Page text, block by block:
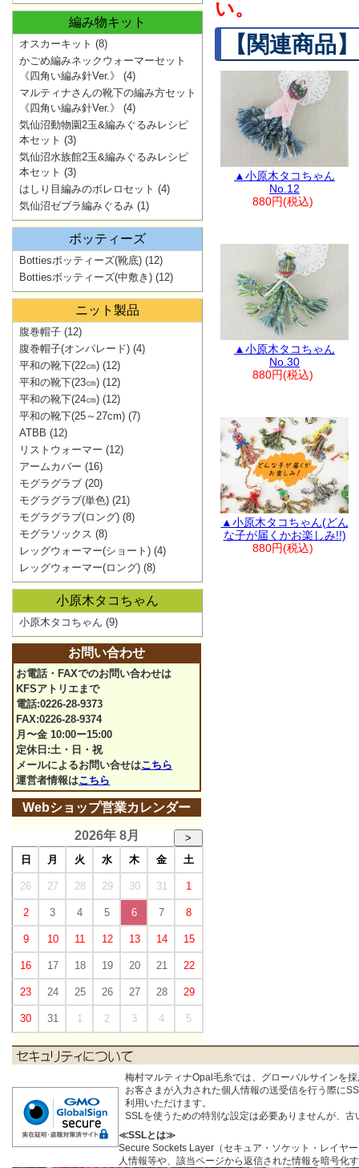
い。
【関連商品】
▲小原木タコちゃん
No.12
880円(税込)
▲小原木タコちゃん
No.30
880円(税込)
▲小原木タコちゃん(どん
な子が届くかお楽しみ!!)
880円(税込)
編み物キット
オスカーキット (8)
かごめ編みネックウォーマーセット
《四角い編み針Ver.》
(4)
マルティナさんの靴下の編み方セット
《四角い編み針Ver.》
(4)
気仙沼動物園2玉&編みぐるみレシピ
本セット (3)
気仙沼水族館2玉&編みぐるみレシピ
本セット (3)
はしり目編みのボレロセット (4)
気仙沼ゼブラ編みぐるみ (1)
ボッティーズ
Bottiesボッティーズ(靴底) (12)
Bottiesボッティーズ(中敷き) (12)
ニット製品
腹巻帽子 (12)
腹巻帽子(オンパレード) (4)
平和の靴下(22㎝) (12)
平和の靴下(23㎝) (12)
平和の靴下(24㎝) (12)
平和の靴下(25～27cm) (7)
ATBB (12)
リストウォーマー (12)
アームカバー (16)
モグラグラブ (20)
モグラグラブ(単色) (21)
モグラグラブ(ロング) (8)
モグラソックス (8)
レッグウォーマー(ショート) (4)
レッグウォーマー(ロング) (8)
小原木タコちゃん
小原木タコちゃん (9)
お問い合わせ
お電話・FAXでのお問い合わせは
KFSアトリエまで
電話:0226-28-9373
FAX:0226-28-9374
月〜金 10:00ー15:00
定休日:土・日・祝
メールによるお問い合せはこちら
運営者情報はこちら
Webショップ営業カレンダー
2026年 8月
>
日
月 火 水 木 金 土
26 27 28 29 30 31 1
2 3 4 5 6 7 8
9 10 11 12 13 14 15
16 17 18 19 20 21 22
23 24 25 26 27 28 29
30 31 1 2 3 4 5
梅村マルティナOpal毛糸では、グローバルサインを
お客さまが入力された個人情報の送受信を行う際に
利用いただけます。
SSLを使うための特別な設定は必要ありませんが、
≪SSLとは≫
Secure Sockets Layer（セキュア・ソケット・レイヤ
人情報等や、該当ページから返信された情報を暗号化